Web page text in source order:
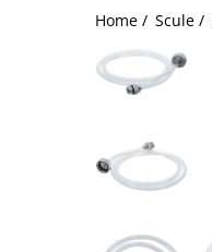
Home / Scule /